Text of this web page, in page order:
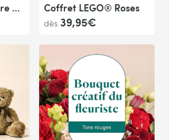
Coffret anniversaire et son champagne Coffret LEGO® Roses
dès 39,95€